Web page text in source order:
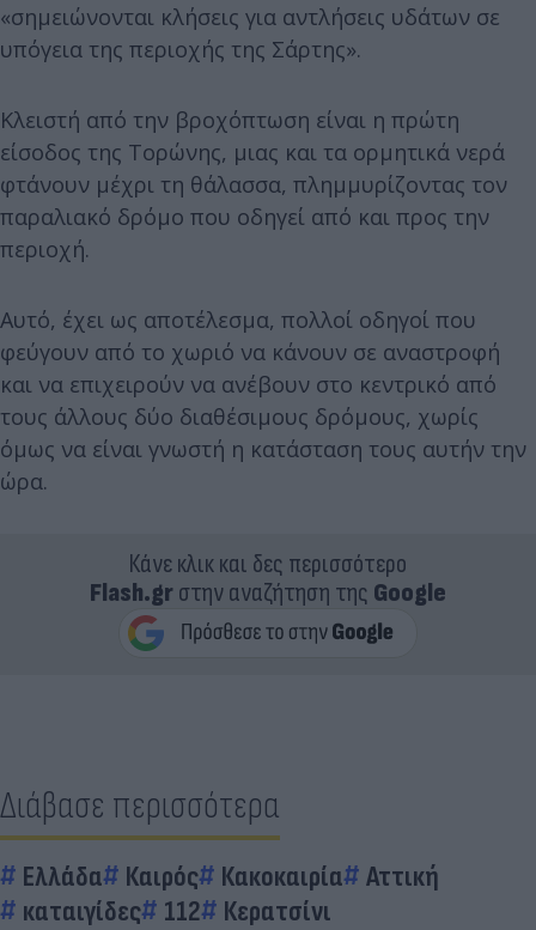
«σημειώνονται κλήσεις για αντλήσεις υδάτων σε
υπόγεια της περιοχής της Σάρτης».
Κλειστή από την βροχόπτωση είναι η πρώτη
είσοδος της Τορώνης, μιας και τα ορμητικά νερά
φτάνουν μέχρι τη θάλασσα, πλημμυρίζοντας τον
παραλιακό δρόμο που οδηγεί από και προς την
περιοχή.
Αυτό, έχει ως αποτέλεσμα, πολλοί οδηγοί που
φεύγουν από το χωριό να κάνουν σε αναστροφή
και να επιχειρούν να ανέβουν στο κεντρικό από
τους άλλους δύο διαθέσιμους δρόμους, χωρίς
όμως να είναι γνωστή η κατάσταση τους αυτήν την
ώρα.
Κάνε κλικ και δες περισσότερο
Flash.grστην αναζήτηση της Google
Διάβασε περισσότερα
Ελλάδα Καιρός Κακοκαιρία
Αττική
καταιγίδες
112 Κερατσίνι